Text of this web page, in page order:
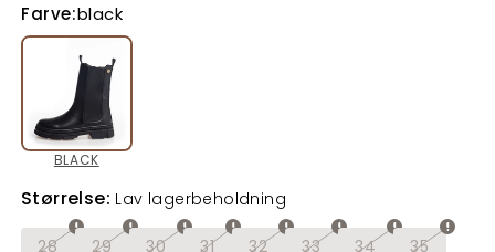
modus
Farve:black
BLACK
Størrelse: Lav lagerbeholdning
28 29 30 31 32 33 34 35